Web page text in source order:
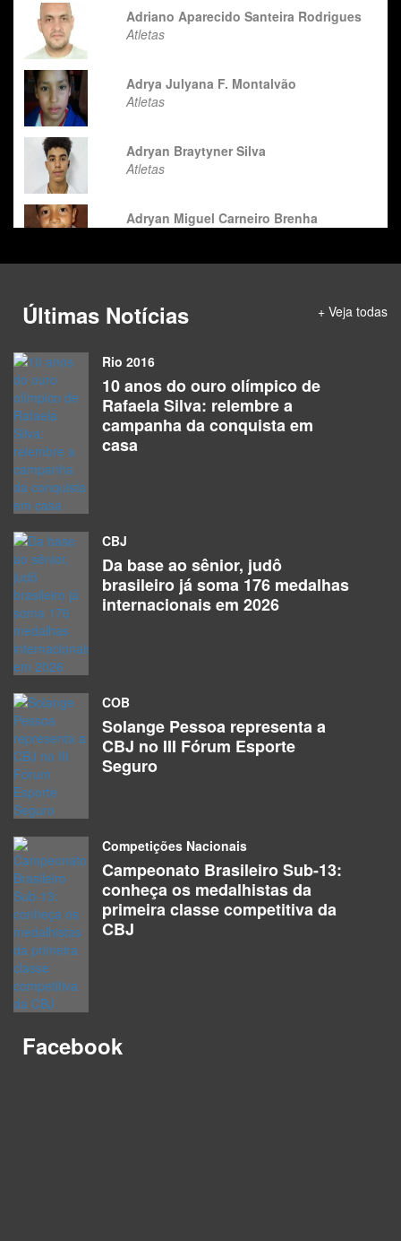
Adriano Aparecido Santeira Rodrigues
Atletas
Adrya Julyana F. Montalvão
Atletas
Adryan Braytyner Silva
Atletas
Adryan Miguel Carneiro Brenha
Atletas
Atletas
Agatha Martins Barros
Atletas
Alessandro De Barros E Silva
Atletas
Atletas
Alexandre Piedade
Atletas
Atletas
Alice Teles Corrêa
Atletas
Últimas Notícias + Veja todas
Rio 2016
10 anos do ouro olímpico de
Rafaela Silva: relembre a
campanha da conquista em
casa
CBJ
Da base ao sênior, judô
brasileiro já soma 176 medalhas
internacionais em 2026
COB
Solange Pessoa representa a
CBJ no III Fórum Esporte
Seguro
Competições Nacionais
Campeonato Brasileiro Sub-13:
conheça os medalhistas da
primeira classe competitiva da
CBJ
Facebook